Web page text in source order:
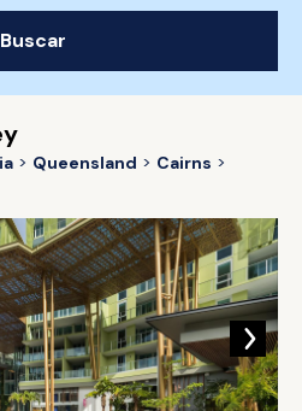
Buscar
Queensland
Cairns